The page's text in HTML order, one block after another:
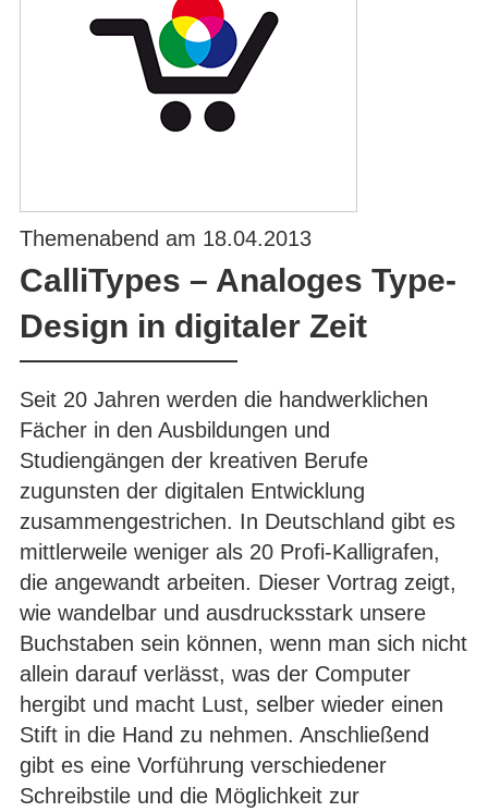
Themenabend am 18.04.2013
CalliTypes – Analoges Type-
Design in digitaler Zeit
Seit 20 Jahren werden die handwerklichen
Fächer in den Ausbildungen und
Studiengängen der kreativen Berufe
zugunsten der digitalen Entwicklung
zusammengestrichen. In Deutschland gibt es
mittlerweile weniger als 20 Profi-Kalligrafen,
die angewandt arbeiten. Dieser Vortrag zeigt,
wie wandelbar und ausdrucksstark unsere
Buchstaben sein können, wenn man sich nicht
allein darauf verlässt, was der Computer
hergibt und macht Lust, selber wieder einen
Stift in die Hand zu nehmen. Anschließend
gibt es eine Vorführung verschiedener
Schreibstile und die Möglichkeit zur